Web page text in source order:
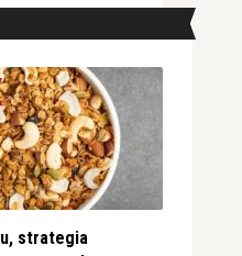
strategia